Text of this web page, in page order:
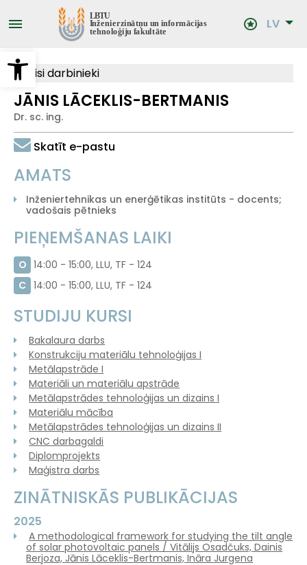
Open toolbar
uz
galveno LV
Visi darbinieki
JĀNIS LĀCEKLIS-BERTMANIS
Dr. sc. ing.
Skatīt e-pastu
AMATS
Inženiertehnikas un enerģētikas institūts - docents;
vadošais pētnieks
PIEŅEMŠANAS LAIKI
O 14:00 - 15:00, LLU, TF - 124
C 14:00 - 15:00, LLU, TF - 124
STUDIJU KURSI
Bakalaura darbs
Konstrukciju materiālu tehnoloģijas I
Metālapstrāde I
Materiāli un materiālu apstrāde
Metālapstrādes tehnoloģijas un dizains I
Materiālu mācība
Metālapstrādes tehnoloģijas un dizains II
CNC darbagaldi
Diplomprojekts
Maģistra darbs
ZINĀTNISKĀS PUBLIKĀCIJAS
2025
A methodological framework for studying the tilt angle
of solar photovoltaic panels / Vitālijs Osadčuks, Dainis
Berjoza, Jānis Lāceklis-Bertmanis, Ināra Jurgena